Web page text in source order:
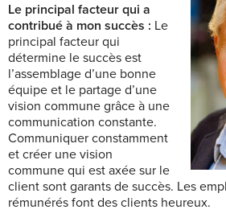
Le principal facteur qui a
contribué à mon succès : Le
principal facteur qui
détermine le succès est
l’assemblage d’une bonne
équipe et le partage d’une
vision commune grâce à une
communication constante.
Communiquer constamment
et créer une vision
commune qui est axée sur le
client sont garants de succès. Les
rémunérés font des clients heureux.